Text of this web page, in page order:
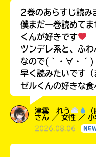
2巻のあらすじ読み
僕まだ一巻読めて
くんが好きです
ツンデレ系と、ふ
なので(｀・∀・´)
早く読みたいです（
ゼルくんの好きな
津雲 れう
さん ／ 女性 ／
2026.08.06